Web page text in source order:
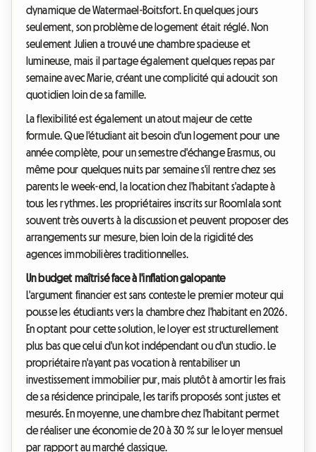
dynamique de Watermael-Boitsfort. En quelques jours
seulement, son problème de logement était réglé. Non
seulement Julien a trouvé une chambre spacieuse et
lumineuse, mais il partage également quelques repas par
semaine avec Marie, créant une complicité qui adoucit son
quotidien loin de sa famille.
La flexibilité est également un atout majeur de cette
formule. Que l'étudiant ait besoin d'un logement pour une
année complète, pour un semestre d'échange Erasmus, ou
même pour quelques nuits par semaine s'il rentre chez ses
parents le week-end, la location chez l'habitant s'adapte à
tous les rythmes. Les propriétaires inscrits sur Roomlala sont
souvent très ouverts à la discussion et peuvent proposer des
arrangements sur mesure, bien loin de la rigidité des
agences immobilières traditionnelles.
Un budget maîtrisé face à l'inflation galopante
L'argument financier est sans conteste le premier moteur qui
pousse les étudiants vers la chambre chez l'habitant en 2026.
En optant pour cette solution, le loyer est structurellement
plus bas que celui d'un kot indépendant ou d'un studio. Le
propriétaire n'ayant pas vocation à rentabiliser un
investissement immobilier pur, mais plutôt à amortir les frais
de sa résidence principale, les tarifs proposés sont justes et
mesurés. En moyenne, une chambre chez l'habitant permet
de réaliser une économie de 20 à 30 % sur le loyer mensuel
par rapport au marché classique.